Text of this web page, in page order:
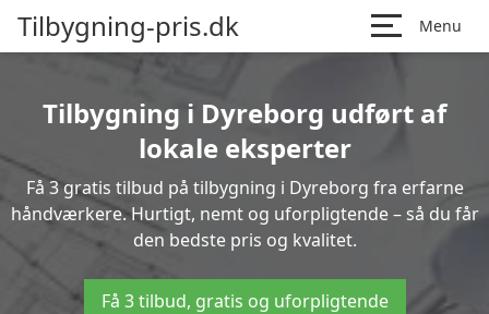
Tilbygning-pris.dk Menu
Tilbygning i Dyreborg udført af
lokale eksperter
Få 3 gratis tilbud på tilbygning i Dyreborg fra erfarne
håndværkere. Hurtigt, nemt og uforpligtende – så du får
den bedste pris og kvalitet.
Få 3 tilbud, gratis og uforpligtende